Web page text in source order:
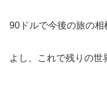
90ドルで今後の旅の相
よし、これで残りの